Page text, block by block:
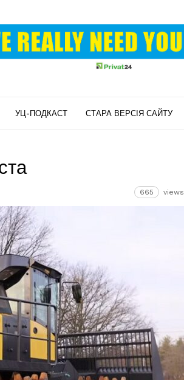
УЦ-ПОДКАСТ СТАРА ВЕРСІЯ САЙТУ
665 views